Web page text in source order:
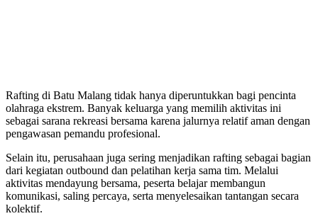
Rafting di Batu Malang tidak hanya diperuntukkan bagi pencinta
olahraga ekstrem. Banyak keluarga yang memilih aktivitas ini
sebagai sarana rekreasi bersama karena jalurnya relatif aman dengan
pengawasan pemandu profesional.
Selain itu, perusahaan juga sering menjadikan rafting sebagai bagian
dari kegiatan outbound dan pelatihan kerja sama tim. Melalui
aktivitas mendayung bersama, peserta belajar membangun
komunikasi, saling percaya, serta menyelesaikan tantangan secara
kolektif.